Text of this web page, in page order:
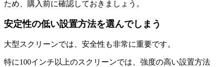
ため、購入前に確認しておきましょう。
安定性の低い設置方法を選んでしまう
大型スクリーンでは、安全性も非常に重要です。
特に100インチ以上のスクリーンでは、強度の高い設置方法